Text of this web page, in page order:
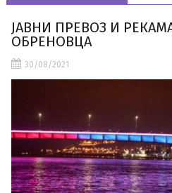
ЈАВНИ ПРЕВОЗ И
ОБРЕНОВЦА
30/08/2021